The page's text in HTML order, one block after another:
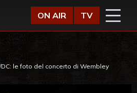
ON AIR TV
DC: le foto del concerto di Wembley